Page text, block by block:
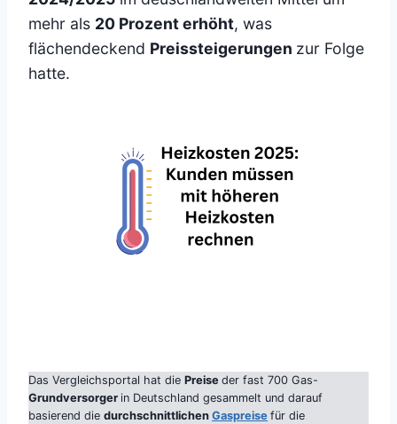
mehr als 20 Prozent erhöht, was
flächendeckend Preissteigerungen zur Folge
hatte.
Das Vergleichsportal hat die Preise der fast 700 Gas-
Grundversorger in Deutschland gesammelt und darauf
basierend die durchschnittlichen Gaspreise für die